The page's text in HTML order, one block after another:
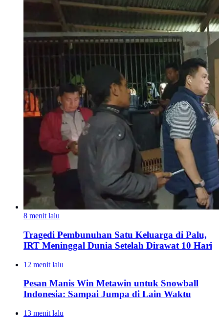
8 menit lalu
Tragedi Pembunuhan Satu Keluarga di Palu,
IRT Meninggal Dunia Setelah Dirawat 10 Hari
12 menit lalu
Pesan Manis Win Metawin untuk Snowball
Indonesia: Sampai Jumpa di Lain Waktu
13 menit lalu